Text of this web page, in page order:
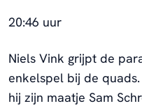
20:46 uur
Niels Vink grijpt de
enkelspel bij de
hij zijn maatje Sam